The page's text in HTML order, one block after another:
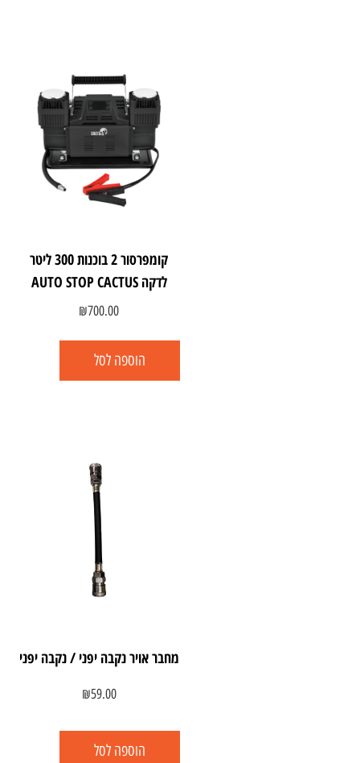
קומפרסור 2 בוכנות 300 ליטר
לדקה AUTO STOP CACTUS
₪700.00
הוספה לסל
מחבר אויר נקבה יפני / נקבה יפני
₪59.00
הוספה לסל